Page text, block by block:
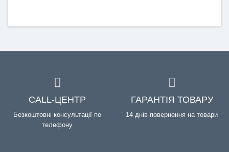
CALL-ЦЕНТР
Безкоштовні консультації по
телефону
ГАРАНТІЯ ТОВАРУ
14 днів повернення на товари